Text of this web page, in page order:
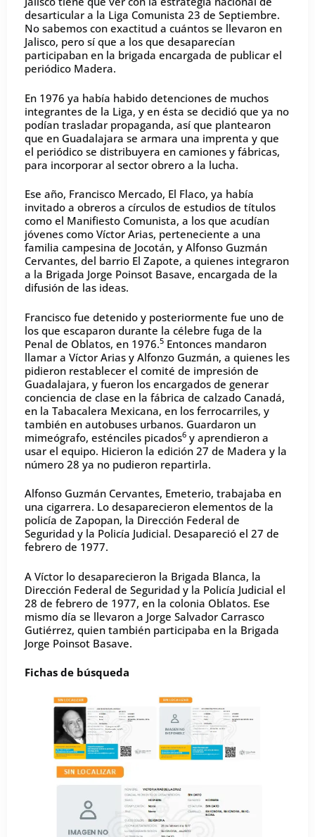
desarticular a la Liga Comunista 23 de Septiembre.
No sabemos con exactitud a cuántos se llevaron en
Jalisco, pero sí que a los que desaparecían
participaban en la brigada encargada de publicar el
periódico Madera.
En 1976 ya había habido detenciones de muchos
integrantes de la Liga, y en ésta se decidió que ya no
podían trasladar propaganda, así que plantearon
que en Guadalajara se armara una imprenta y que
el periódico se distribuyera en camiones y fábricas,
para incorporar al sector obrero a la lucha.
Ese año, Francisco Mercado, El Flaco, ya había
invitado a obreros a círculos de estudios de títulos
como el Manifiesto Comunista, a los que acudían
jóvenes como Víctor Arias, perteneciente a una
familia campesina de Jocotán, y Alfonso Guzmán
Cervantes, del barrio El Zapote, a quienes integraron
a la Brigada Jorge Poinsot Basave, encargada de la
difusión de las ideas.
Francisco fue detenido y posteriormente fue uno de
los que escaparon durante la célebre fuga de la
Penal de Oblatos, en 1976.5 Entonces mandaron
llamar a Víctor Arias y Alfonzo Guzmán, a quienes les
pidieron restablecer el comité de impresión de
Guadalajara, y fueron los encargados de generar
conciencia de clase en la fábrica de calzado Canadá,
en la Tabacalera Mexicana, en los ferrocarriles, y
también en autobuses urbanos. Guardaron un
mimeógrafo, esténciles picados6 y aprendieron a
usar el equipo. Hicieron la edición 27 de Madera y la
número 28 ya no pudieron repartirla.
Alfonso Guzmán Cervantes, Emeterio, trabajaba en
una cigarrera. Lo desaparecieron elementos de la
policía de Zapopan, la Dirección Federal de
Seguridad y la Policía Judicial. Desapareció el 27 de
febrero de 1977.
A Víctor lo desaparecieron la Brigada Blanca, la
Dirección Federal de Seguridad y la Policía Judicial el
28 de febrero de 1977, en la colonia Oblatos. Ese
mismo día se llevaron a Jorge Salvador Carrasco
Gutiérrez, quien también participaba en la Brigada
Jorge Poinsot Basave.
Fichas de búsqueda